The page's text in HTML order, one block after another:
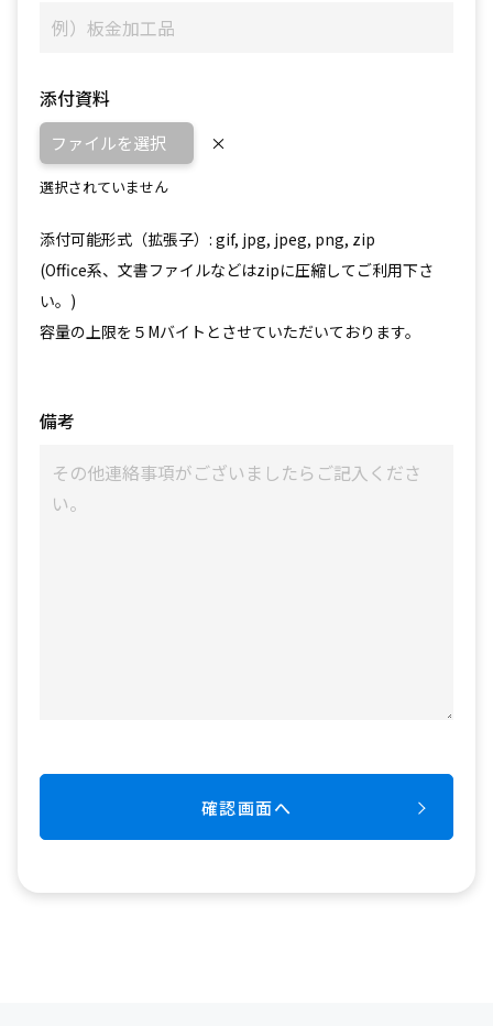
添付資料
ファイルを選択 ×
選択されていません
添付可能形式（拡張子）: gif, jpg, jpeg, png, zip
(Office系、文書ファイルなどはzipに圧縮してご利用下さ
い。)
容量の上限を５Mバイトとさせていただいております。
備考